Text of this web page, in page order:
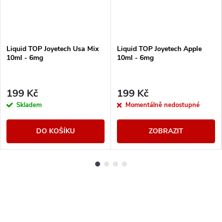
Liquid TOP Joyetech Usa Mix
10ml - 6mg
199 Kč
Skladem
DO KOŠÍKU
Liquid TOP Joyetech Apple
10ml - 6mg
199 Kč
Momentálně nedostupné
ZOBRAZIT